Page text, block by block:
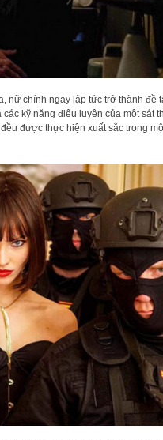
nữ chính ngay lập tức trở thành đề
kỹ năng điêu luyện của một sát
được thực hiện xuất sắc trong